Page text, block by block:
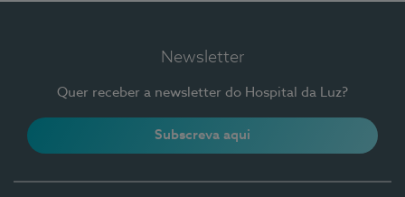
Newsletter
Quer receber a newsletter do Hospital da Luz?
Subscreva aqui